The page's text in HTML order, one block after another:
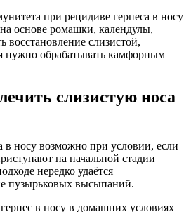
при рецидиве герпеса в носу
основе ромашки, календулы,
восстановление слизистой,
нужно обрабатывать камфорным
слизистую носа
в носу возможно при условии, если
на начальной стадии
нередко удаётся
пузырьковых высыпаний.
в носу в домашних условиях